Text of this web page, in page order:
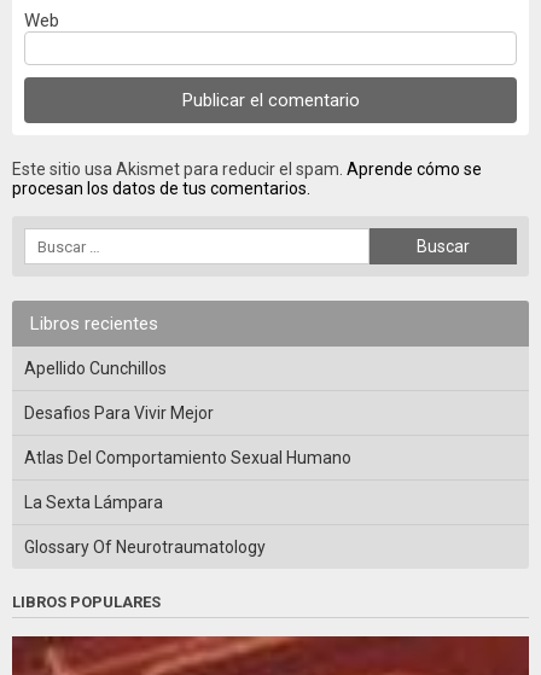
Web
Este sitio usa Akismet para reducir el spam. Aprende cómo se
procesan los datos de tus comentarios.
Libros recientes
Apellido Cunchillos
Desafios Para Vivir Mejor
Atlas Del Comportamiento Sexual Humano
La Sexta Lámpara
Glossary Of Neurotraumatology
LIBROS POPULARES